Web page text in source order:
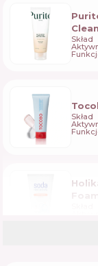
Skład
Skład